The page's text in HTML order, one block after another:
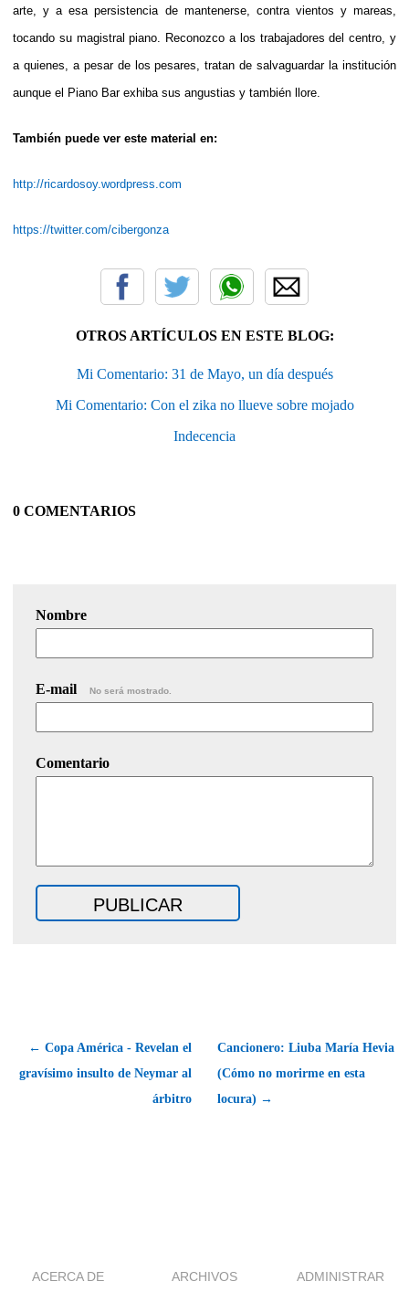
arte, y a esa persistencia de mantenerse, contra vientos y mareas,
tocando su magistral piano. Reconozco a los trabajadores del centro, y
a quienes, a pesar de los pesares, tratan de salvaguardar la institución
aunque el Piano Bar exhiba sus angustias y también llore.
También puede ver este material en:
http://ricardosoy.wordpress.com
https://twitter.com/cibergonza
OTROS ARTÍCULOS EN ESTE BLOG:
Mi Comentario: 31 de Mayo, un día después
Mi Comentario: Con el zika no llueve sobre mojado
Indecencia
0 COMENTARIOS
Nombre
E-mail No será mostrado.
Comentario
← Copa América - Revelan el
gravísimo insulto de Neymar al
árbitro
Cancionero: Liuba María Hevia
(Cómo no morirme en esta
locura) →
ACERCA DE ARCHIVOS ADMINISTRAR